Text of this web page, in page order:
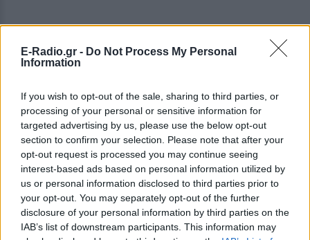
E-Radio.gr - Do Not Process My Personal
Information
If you wish to opt-out of the sale, sharing to third parties, or
processing of your personal or sensitive information for
targeted advertising by us, please use the below opt-out
section to confirm your selection. Please note that after your
opt-out request is processed you may continue seeing
interest-based ads based on personal information utilized by
us or personal information disclosed to third parties prior to
your opt-out. You may separately opt-out of the further
disclosure of your personal information by third parties on the
IAB’s list of downstream participants. This information may
ΔΕΙΤΕ ΕΠΙΣΗΣ
ΣΤΗΝ ΙΔΙΑ ΚΑΤΗΓΟΡΙΑ
Βάλια Χατζηθεοδώρου: Μπικίνι
και βραδινές έξοδοι στη
Μύκονο – Οι φωτογραφίες της
ΣΉΜΕΡΑ
Η παρουσιάστρια μοιράστηκε στο